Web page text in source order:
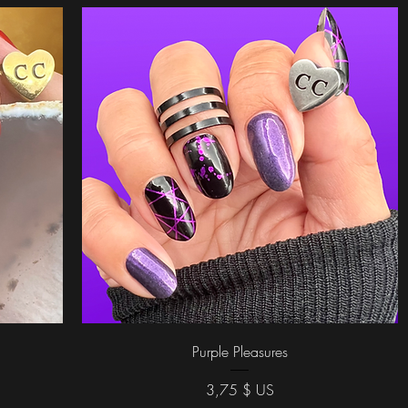
Aperçu rapide
Purple Pleasures
Prix
3,75 $ US